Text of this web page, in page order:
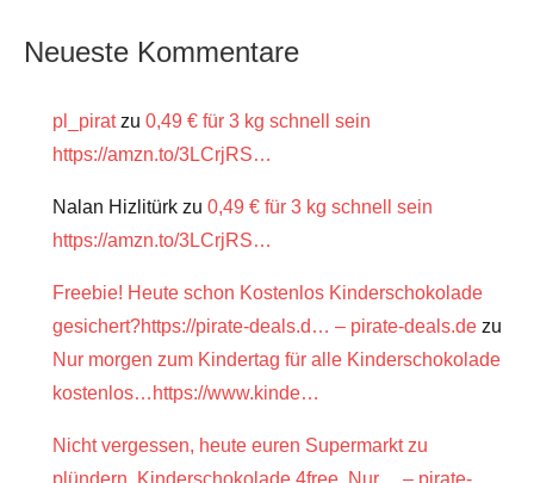
Neueste Kommentare
pl_piratzu 0,49 € für 3 kg schnell sein
https://amzn.to/3LCrjRS…
Nalan Hizlitürk zu 0,49 € für 3 kg schnell sein
https://amzn.to/3LCrjRS…
Freebie! Heute schon Kostenlos Kinderschokolade
gesichert?https://pirate-deals.d… – pirate-deals.de zu
Nur morgen zum Kindertag für alle Kinderschokolade
kostenlos…https://www.kinde…
Nicht vergessen, heute euren Supermarkt zu